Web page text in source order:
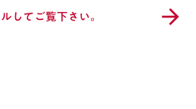
してご覧下さい。 arrow_forward